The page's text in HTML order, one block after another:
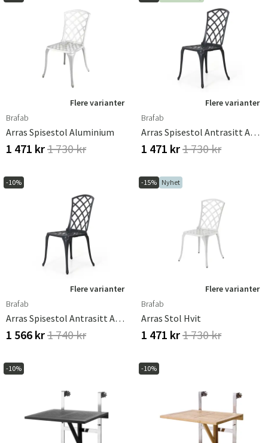
Flere varianter
Brafab
Arras Spisestol Aluminium
1 471 kr1 730 kr
Flere varianter
Brafab
Arras Spisestol Antrasitt Aluminium
1 471 kr1 730 kr
-10%
Flere varianter
Brafab
Arras Spisestol Antrasitt Aluminium Brafab
1 566 kr1 740 kr
-15% Nyhet
Flere varianter
Brafab
Arras Stol Hvit
1 471 kr1 730 kr
-10% -10%